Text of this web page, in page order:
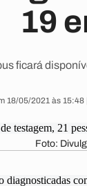
19
ficará
18/05/2021 às
Foto: